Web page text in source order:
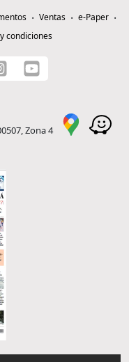
Ventas
e-Paper
condiciones
Zona 4